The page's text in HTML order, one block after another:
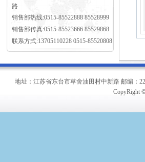
路
销售部热线:0515-85522888 85528999
销售部传真:0515-85523666 85529868
联系方式:13705110228 0515-85520808
地址：江苏省东台市草舍油田村中新路 邮编：
CopyRight